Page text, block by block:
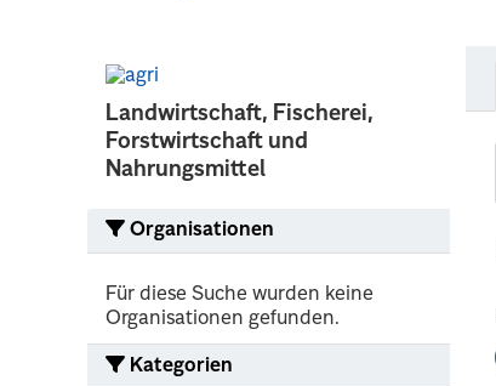
Landwirtschaft, Fischerei,
Forstwirtschaft und
Nahrungsmittel
Organisationen
Für diese Suche wurden keine
Organisationen gefunden.
Kategorien